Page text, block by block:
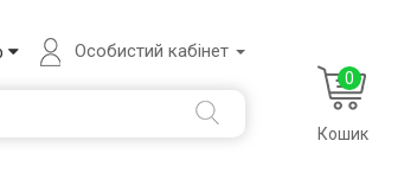
Особистий кабінет
0
Кошик